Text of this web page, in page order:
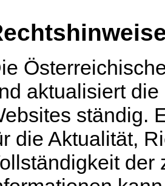
aktualisiert
ständig.
die Aktualität,
der